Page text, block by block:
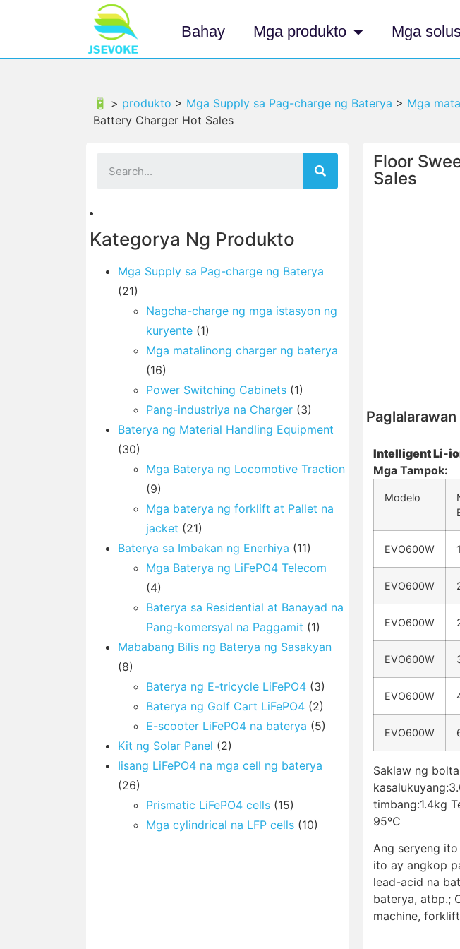
Bahay Mga produkto Mga
🔋 > produkto > Mga Supply sa Pag-charge ng Baterya > Mga
Battery Charger Hot Sales
Kategorya Ng Produkto
Mga Supply sa Pag-charge ng Baterya
(21)
Nagcha-charge ng mga istasyon ng
kuryente (1)
Mga matalinong charger ng baterya
(16)
Power Switching Cabinets (1)
Pang-industriya na Charger (3)
Baterya ng Material Handling Equipment
(30)
Mga Baterya ng Locomotive Traction
(9)
Mga baterya ng forklift at Pallet na
jacket (21)
Baterya sa Imbakan ng Enerhiya (11)
Mga Baterya ng LiFePO4 Telecom
(4)
Baterya sa Residential at Banayad na
Pang-komersyal na Paggamit (1)
Mababang Bilis ng Baterya ng Sasakyan
(8)
Baterya ng E-tricycle LiFePO4 (3)
Baterya ng Golf Cart LiFePO4 (2)
E-scooter LiFePO4 na baterya (5)
Kit ng Solar Panel (2)
Iisang LiFePO4 na mga cell ng baterya
(26)
Prismatic LiFePO4 cells (15)
Mga cylindrical na LFP cells (10)
Floor
Sales
Paglalarawan
Intelligent Li-
Mga Tampok:
Modelo
EVO600W
EVO600W
EVO600W
EVO600W
EVO600W
EVO600W
Saklaw ng
timbang:1.4kg
95ºC
Ang seryeng
ito ay angkop
lead-acid na
baterya, atbp.;
machine,